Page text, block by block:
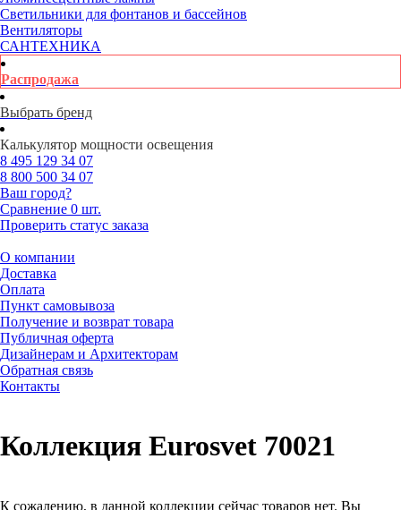
Светильники для фонтанов и бассейнов
Вентиляторы
САНТЕХНИКА
Распродажа
Выбрать бренд
Калькулятор мощности освещения
8 495 129 34 07
8 800 500 34 07
Ваш город?
Сравнение 0 шт.
Проверить статус заказа
О компании
Доставка
Оплата
Пункт самовывоза
Получение и возврат товара
Публичная оферта
Дизайнерам и Архитекторам
Обратная связь
Контакты
Коллекция Eurosvet 70021
К сожалению, в данной коллекции сейчас товаров нет. Вы